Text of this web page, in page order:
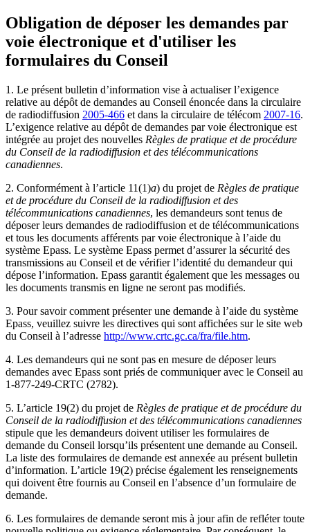
Obligation de déposer les demandes par
voie électronique et d'utiliser les
formulaires du Conseil
1. Le présent bulletin d’information vise à actualiser l’exigence
relative au dépôt de demandes au Conseil énoncée dans la circulaire
de radiodiffusion 2005-466 et dans la circulaire de télécom 2007-16.
L’exigence relative au dépôt de demandes par voie électronique est
intégrée au projet des nouvelles Règles de pratique et de procédure
du Conseil de la radiodiffusion et des télécommunications
canadiennes.
2. Conformément à l’article 11(1)a) du projet de Règles de pratique
et de procédure du Conseil de la radiodiffusion et des
télécommunications canadiennes, les demandeurs sont tenus de
déposer leurs demandes de radiodiffusion et de télécommunications
et tous les documents afférents par voie électronique à l’aide du
système Epass. Le système Epass permet d’assurer la sécurité des
transmissions au Conseil et de vérifier l’identité du demandeur qui
dépose l’information. Epass garantit également que les messages ou
les documents transmis en ligne ne seront pas modifiés.
3. Pour savoir comment présenter une demande à l’aide du système
Epass, veuillez suivre les directives qui sont affichées sur le site web
du Conseil à l’adresse http://www.crtc.gc.ca/fra/file.htm.
4. Les demandeurs qui ne sont pas en mesure de déposer leurs
demandes avec Epass sont priés de communiquer avec le Conseil au
1-877-249-CRTC (2782).
5. L’article 19(2) du projet de Règles de pratique et de procédure du
Conseil de la radiodiffusion et des télécommunications canadiennes
stipule que les demandeurs doivent utiliser les formulaires de
demande du Conseil lorsqu’ils présentent une demande au Conseil.
La liste des formulaires de demande est annexée au présent bulletin
d’information. L’article 19(2) précise également les renseignements
qui doivent être fournis au Conseil en l’absence d’un formulaire de
demande.
6. Les formulaires de demande seront mis à jour afin de refléter toute